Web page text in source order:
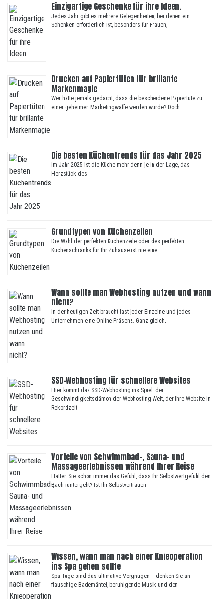
Einzigartige Geschenke für ihre Ideen.
Jedes Jahr gibt es mehrere Gelegenheiten, bei denen ein
Schenken erforderlich ist, besonders für Frauen,
Drucken auf Papiertüten für brillante
Markenmagie
Wer hätte jemals gedacht, dass die bescheidene Papiertüte zu
einer geheimen Marketingwaffe werden würde? Doch
Die besten Küchentrends für das Jahr 2025
Im Jahr 2025 ist die Küche mehr denn je in der Lage, das
Herzstück des
Grundtypen von Küchenzeilen
Die Wahl der perfekten Küchenzeile oder des perfekten
Küchenschranks für Ihr Zuhause ist nie eine
Wann sollte man Webhosting nutzen und wann
nicht?
In der heutigen Zeit braucht fast jeder Einzelne und jedes
Unternehmen eine Online-Präsenz. Ganz gleich,
SSD-Webhosting für schnellere Websites
Hier kommt das SSD-Webhosting ins Spiel: der
Geschwindigkeitsdämon der Webhosting-Welt, der Ihre Website in
Rekordzeit
Vorteile von Schwimmbad-, Sauna- und
Massageerlebnissen während Ihrer Reise
Hatten Sie schon immer das Gefühl, dass Ihr Selbstwertgefühl den
Bach runtergeht? Ist Ihr Selbstvertrauen
Wissen, wann man nach einer Knieoperation
ins Spa gehen sollte
Spa-Tage sind das ultimative Vergnügen – denken Sie an
flauschige Bademäntel, beruhigende Musik und den